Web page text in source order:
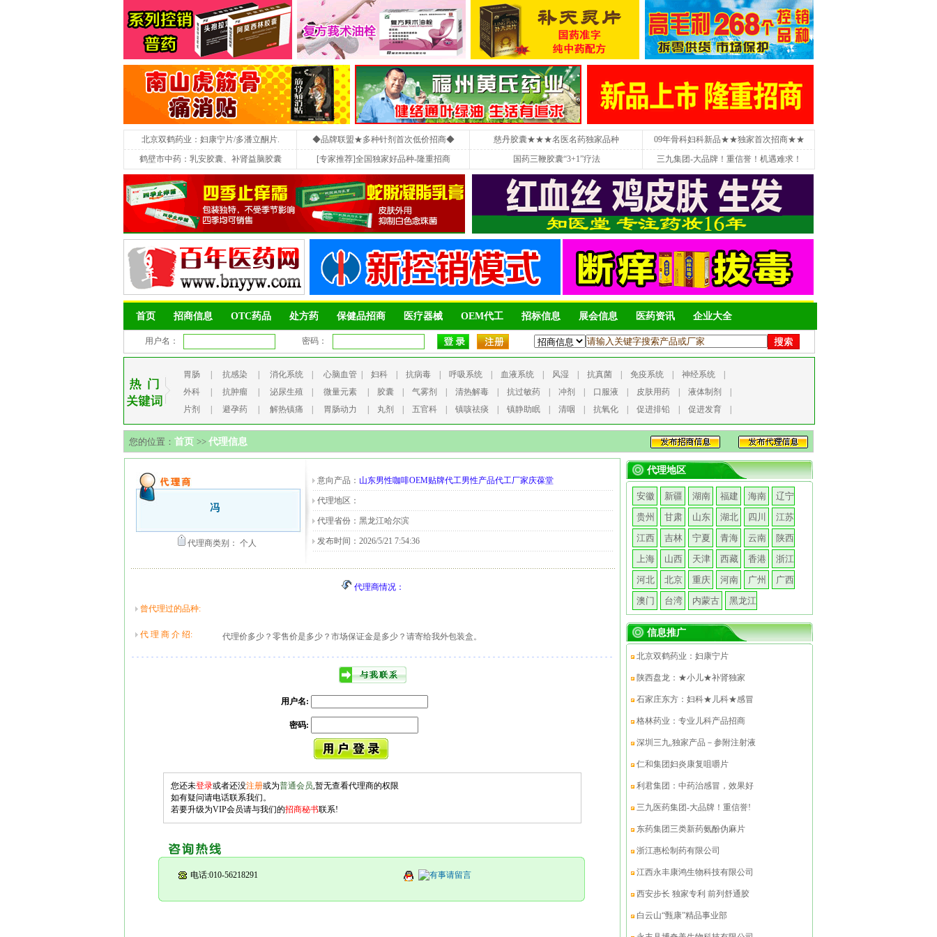
北京双鹤药业：妇康宁片/多潘立酮片.
鹤壁市中药：乳安胶囊、补肾益脑胶囊
◆品牌联盟★多种针剂首次低价招商◆
[专家推荐]全国独家好品种-隆重招商
慈丹胶囊★★★名医名药独家品种
国药三鞭胶囊“3+1”疗法
09年骨科妇科新品★★独家首次招商★★
三九集团-大品牌！重信誉！机遇难求！
首页 招商信息 OTC药品 处方药 保健品招商 医疗器械 OEM代工 招标信息 展会信息 医药资讯 企业大全
用户名： 密码：
胃肠 抗感染 消化系统 心脑血管 妇科 抗病毒 呼吸系统 血液系统 风湿 抗真菌 免疫系统 神经系统
外科
抗肿瘤 泌尿生殖 微量元素 胶囊 气雾剂 清热解毒 抗过敏药 冲剂 口服液 皮肤用药 液体制剂
片剂
避孕药 解热镇痛 胃肠动力 丸剂 五官科 镇咳祛痰 镇静助眠 清咽 抗氧化 促进排铅 促进发育
您的位置： 首页 >> 代理信息
冯
代理商类别： 个人
意向产品： 山东男性咖啡OEM贴牌代工男性产品代工厂家庆葆堂
代理地区：
代理省份：黑龙江哈尔滨
发布时间：2026/5/21 7:54:36
代理商情况：
曾代理过的品种:
代 理 商 介 绍: 代理价多少？零售价是多少？市场保证金是多少？请寄给我外包装盒。
代理地区
安徽 新疆 湖南 福建 海南
辽宁
贵州
甘肃 山东 湖北 四川
江苏
江西
吉林 宁夏 青海 云南
陕西
上海
山西 天津 西藏 香港
浙江
河北
北京 重庆 河南 广州
广西
澳门
台湾 内蒙古 黑龙江
信息推广
北京双鹤药业：妇康宁片
陕西盘龙：★小儿★补肾独家
石家庄东方：妇科★儿科★感冒
格林药业：专业儿科产品招商
深圳三九,独家产品－参附注射液
仁和集团妇炎康复咀嚼片
利君集团：中药治感冒，效果好
三九医药集团-大品牌！重信誉!
东药集团三类新药氨酚伪麻片
浙江惠松制药有限公司
江西永丰康鸿生物科技有限公司
西安步长 独家专利 前列舒通胶
白云山“甄康”精品事业部